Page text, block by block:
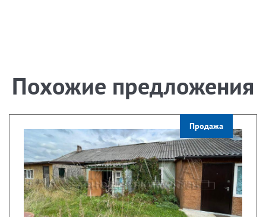
Похожие предложения
Продажа